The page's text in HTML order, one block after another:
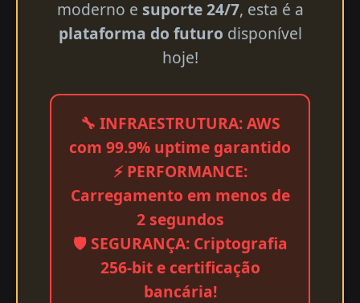
moderno e suporte 24/7, esta é a
plataforma do futuro disponível
hoje!
🔧 INFRAESTRUTURA: AWS
com 99.9% uptime garantido
⚡ PERFORMANCE:
Carregamento em menos de
2 segundos
🛡️ SEGURANÇA: Criptografia
256-bit e certificação
bancária!